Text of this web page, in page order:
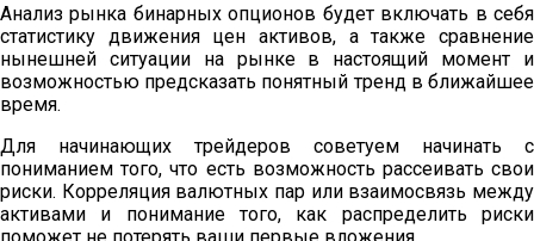
Анализ рынка бинарных опционов будет включать в себя
статистику движения цен активов, а также сравнение
нынешней ситуации на рынке в настоящий момент и
возможностью предсказать понятный тренд в ближайшее
время.
Для начинающих трейдеров советуем начинать с
пониманием того, что есть возможность рассеивать свои
риски. Корреляция валютных пар или взаимосвязь между
активами и понимание того, как распределить риски
поможет не потерять ваши первые вложения.